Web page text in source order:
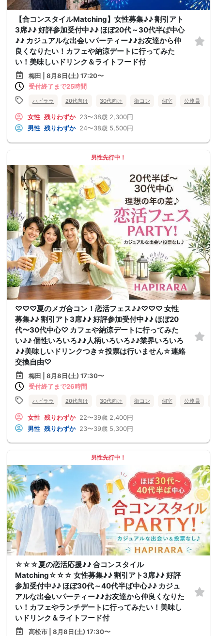
【合コンスタイルMatching】女性募集♪♪ 割引アト
3席♪♪ 好評参加受付中♪♪ ほぼ20代～30代半ば中心
♪♪ カジュアルな出会いパーティー♪♪お友達から仲
良くなりたい！カフェや納涼デートに行ってみた
い！美味しいドリンク＆ライトフード付
梅田 | 8月8日(土) 17:20〜
受付終了まで25時間
ハピララ 20代向け 30代向け 街コン 個室 公務員
女性 残りわずか 23〜38歳 2,300円
男性 残りわずか 24〜38歳 5,500円
男性先行中！
♡♡♡夏のメガ合コン！恋活フェス♪♪♡♡♡ 女性
募集♪♪ 割引アト3席♪♪ 好評参加受付中♪♪ ほぼ20
代〜30代中心♡ カフェや納涼デートに行ってみた
い♪♪ 個性いろいろ♪♪人柄いろいろ♪♪業界いろいろ
♪♪美味しいドリンクつき☆投票は行いません☆連絡
交換自由♡
梅田 | 8月8日(土) 17:30〜
受付終了まで26時間
ハピララ 20代向け 30代向け 街コン 個室 公務員
女性 残りわずか 22〜39歳 2,400円
男性 残りわずか 23〜39歳 5,300円
男性先行中！
☆☆☆夏の恋活応援♪♪ 合コンスタイル
Matching☆☆☆ 女性募集♪♪ 割引アト3席♪♪ 好評
参加受付中♪♪ ほぼ30代～40代半ば中心♪♪ カジュ
アルな出会いパーティー♪♪お友達から仲良くなりた
い！カフェやランチデートに行ってみたい！美味し
いドリンク＆ライトフード付
高松市 | 8月8日(土) 17:30〜